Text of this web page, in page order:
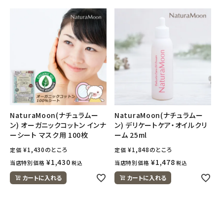
NaturaMoon(ナチュラムー
ン) オーガニックコットン インナ
ーシート マスク用 100枚
定価 ¥1,430のところ
当店特別価格 ¥1,430 税込
カートに入れる
NaturaMoon(ナチュラムー
ン) デリケートケア・オイルクリ
ーム 25ml
定価 ¥1,848のところ
当店特別価格 ¥1,478 税込
カートに入れる